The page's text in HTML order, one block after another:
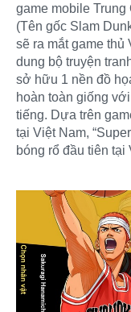
game mobile Trung
(Tên gốc Slam
sẽ ra mắt game thủ
dung bộ truyện
sở hữu 1 nền đồ
hoàn toàn giống
tiếng. Dựa trên
tại Việt Nam,
bóng rổ đầu tiên tại